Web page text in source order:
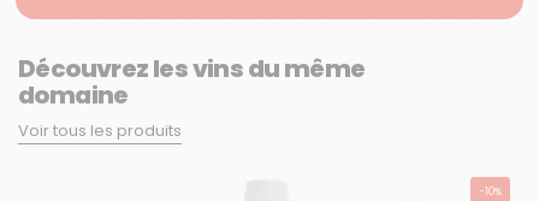
Découvrez les vins du même
domaine
Voir tous les produits
-10%